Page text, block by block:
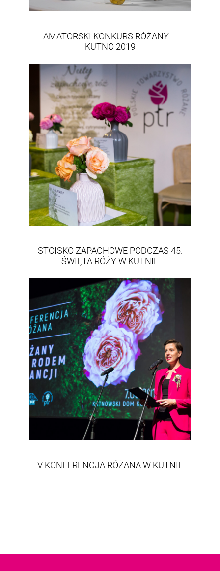
AMATORSKI KONKURS RÓŻANY –
KUTNO 2019
STOISKO ZAPACHOWE PODCZAS 45.
ŚWIĘTA RÓŻY W KUTNIE
V KONFERENCJA RÓŻANA W KUTNIE